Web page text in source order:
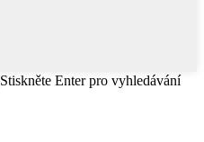
Stiskněte Enter pro vyhledávání